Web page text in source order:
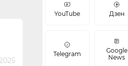
YouTube Дзен
Telegram
Google
News